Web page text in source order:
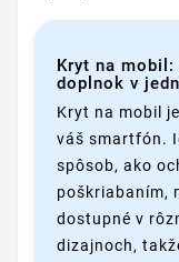
Kryt na
doplnok v
Kryt na mobil
váš smartfón.
spôsob, ako
poškriabaním,
dostupné v
dizajnoch,